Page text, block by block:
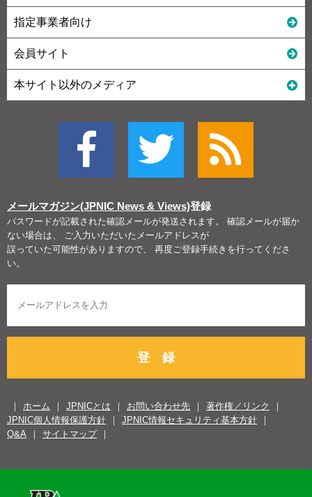
指定事業者向け
会員サイト
本サイト以外のメディア
メールマガジン(JPNIC News & Views)登録
パスワードが記載された確認メールが発送されます。 確認メールが届か
ない場合は、 ご入力いただいたメールアドレスが
誤っていた可能性がありますので、 再度ご登録手続きを行ってくださ
い。
登 録
ホーム JPNICとは お問い合わせ先
著作権／リンク
JPNIC個人情報保護方針
JPNIC情報セキュリティ基本方針
Q&A
サイトマップ